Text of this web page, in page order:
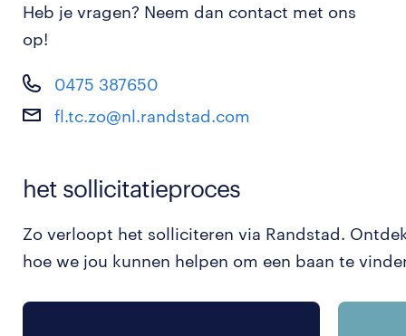
Heb je vragen? Neem dan contact met ons
op!
0475 387650
fl.tc.zo@nl.randstad.com
het sollicitatieproces
Zo verloopt het solliciteren via Randstad.
hoe we jou kunnen helpen om een baan te